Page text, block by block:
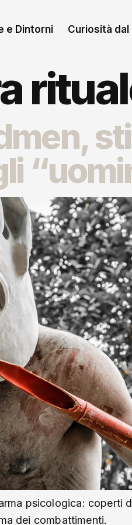
e Dintorni Curiosità dal
psicologica: coperti
dei combattimenti.